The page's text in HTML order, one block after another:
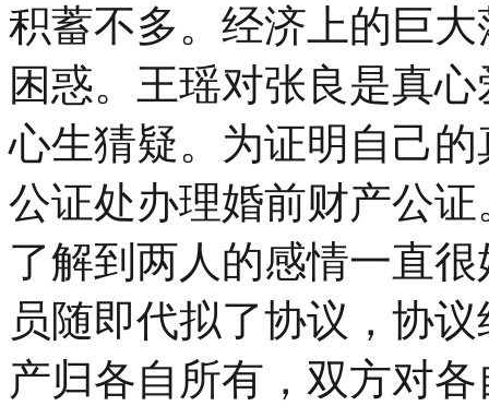
积蓄不多。经济上的巨
困惑。王瑶对张良是真
心生猜疑。为证明自己
公证处办理婚前财产公
了解到两人的感情一直
员随即代拟了协议，协
产归各自所有，双方对